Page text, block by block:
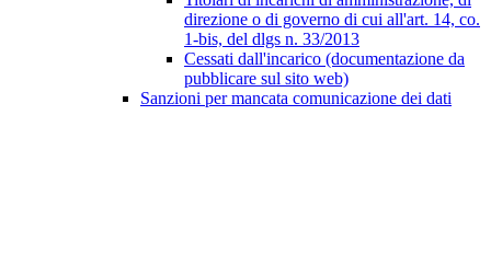
direzione o di governo di cui all'art. 14, co.
1-bis, del dlgs n. 33/2013
Cessati dall'incarico (documentazione da
pubblicare sul sito web)
Sanzioni per mancata comunicazione dei dati